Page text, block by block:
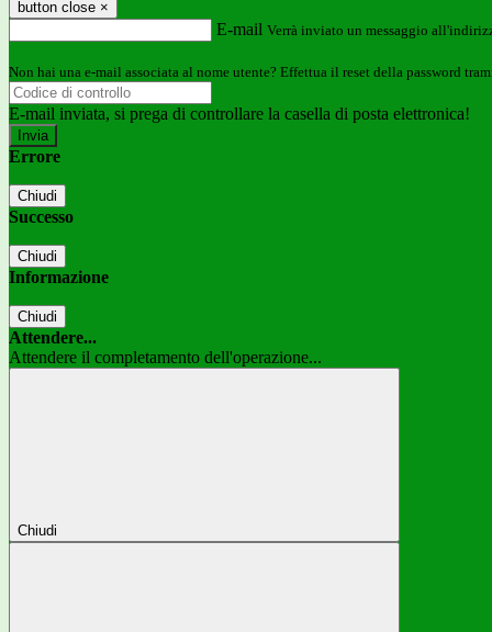
button close ×
E-mail Verrà inviato un messaggio
Non hai una e-mail associata al nome utente? Effettua il reset della password
E-mail inviata, si prega di controllare la casella di posta elettronica!
Errore
Chiudi
Successo
Chiudi
Informazione
Chiudi
Attendere...
Attendere il completamento dell'operazione...
Chiudi